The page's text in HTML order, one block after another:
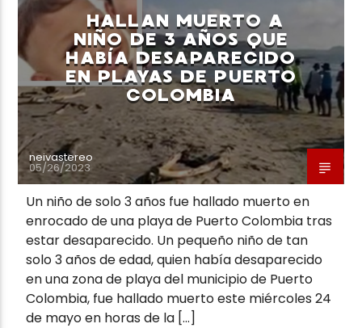
Neiva Estereo
HALLAN MUERTO A
NIÑO DE 3 AÑOS QUE
HABÍA DESAPARECIDO
EN PLAYAS DE PUERTO
COLOMBIA
neivastereo
05/26/2023
Un niño de solo 3 años fue hallado muerto en
enrocado de una playa de Puerto Colombia tras
estar desaparecido. Un pequeño niño de tan
solo 3 años de edad, quien había desaparecido
en una zona de playa del municipio de Puerto
Colombia, fue hallado muerto este miércoles 24
de mayo en horas de la […]